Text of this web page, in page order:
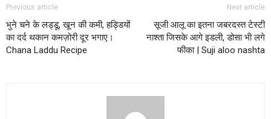
Previous article
भुने चने के लड्डू, खून की कमी, हड्डियों
का दर्द थकान कमज़ोरी दूर भगाए।
Chana Laddu Recipe
Next article
सूजी आलू का इतना जबरदस्त टेस्टी
नाश्ता जिसके आगे इडली, डोसा भी लगे
फीका | Suji aloo nashta